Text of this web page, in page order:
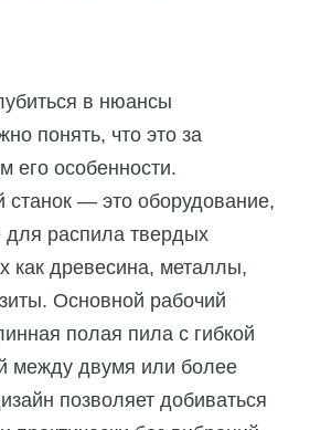
в нюансы
понять, что это за
его особенности.
станок — это оборудование,
для распила твердых
как древесина, металлы,
Основной рабочий
полая пила с гибкой
между двумя или более
позволяет добиваться